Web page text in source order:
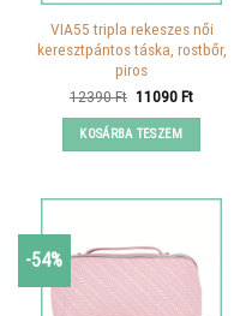
VIA55 tripla rekeszes női
keresztpántos táska, rostbőr,
piros
12390Ft Original
was:
12390 Ft.
11090FtCurrent
KOSÁRBA TESZEM
-54%